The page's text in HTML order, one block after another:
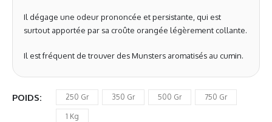
Il dégage une odeur prononcée et persistante, qui est
surtout apportée par sa croûte orangée légèrement collante.
Il est fréquent de trouver des Munsters aromatisés au cumin.
POIDS 250 Gr 350 Gr 500 Gr 750 Gr
1 Kg